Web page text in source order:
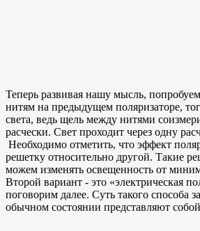
Теперь развивая нашу мысль,
нитям на предыдущем поляризаторе,
света, ведь щель между нитями
расчески. Свет проходит через одну
Необходимо отметить, что эффект
решетку относительно другой. Такие
можем изменять освещенность от
Второй вариант - это «электрическая
поговорим далее. Суть такого способа
обычном состоянии представляют